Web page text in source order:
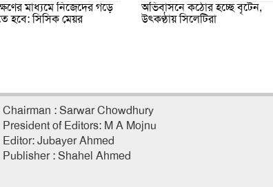
মাধ্যমে নিজেদের গড়ে
হবে: সিসিক মেয়র
অভিবাসনে কঠোর হচ্ছে বৃটেন,
উৎকণ্ঠায় সিলেটিরা
Chairman : Sarwar Chowdhury
President of Editors: M A Mojnu
Editor: Jubayer Ahmed
Publisher : Shahel Ahmed